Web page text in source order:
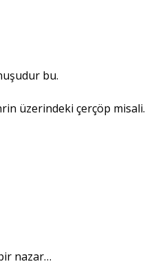
bu.
üzerindeki çerçöp misali.
nazar…